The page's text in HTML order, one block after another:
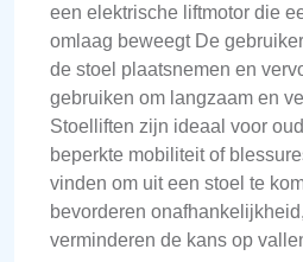
een elektrische liftmotor die
omlaag beweegt De
de stoel plaatsnemen en
gebruiken om langzaam en
Stoelliften zijn ideaal voor
beperkte mobiliteit of
vinden om uit een stoel te
bevorderen
verminderen de kans op